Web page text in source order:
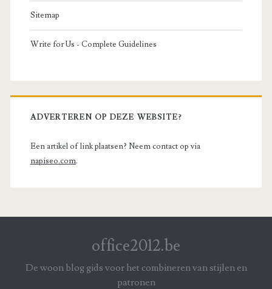
Sitemap
Write for Us - Complete Guidelines
ADVERTEREN OP DEZE WEBSITE?
Een artikel of link plaatsen? Neem contact op via
napiseo.com.
office2012.be
De woon blog gids voor het combineren van stijlen en
patronen